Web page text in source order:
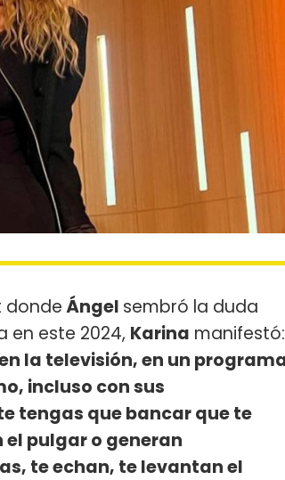
dondeÁngel sembró la duda
en este 2024, Karina manifestó:
la televisión, en un
incluso con sus
tengas que bancar que te
pulgar o generan
te echan, te levantan el